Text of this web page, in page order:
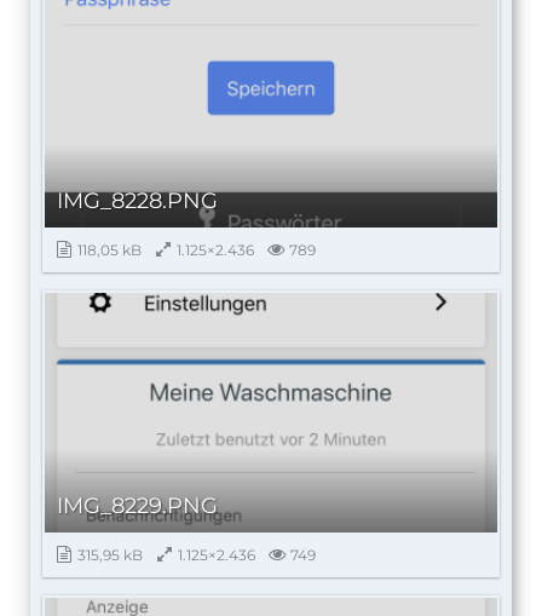
IMG_8228.PNG
118,05 kB 1.125×2.436 789
IMG_8229.PNG
315,95 kB 1.125×2.436 749